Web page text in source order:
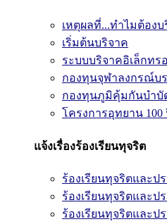
เหตุผลที่...ทำไมต้อง
เริ่มต้นบริจาค
ระบบบริจาคอิเล็กทร
กองทุนจุฬาลงกรณ์บ
กองทุนภูมิคุ้มกันบำบั
โครงการอุทยาน
แจ้งเรื่องร้องเรียนทุจริต
ร้องเรียนทุจริตและป
ร้องเรียนทุจริตและ
ร้องเรียนทุจริตและ